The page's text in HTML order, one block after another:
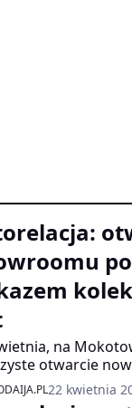
na
otwarcie
połączone
linii odzieży
22 kwietnia